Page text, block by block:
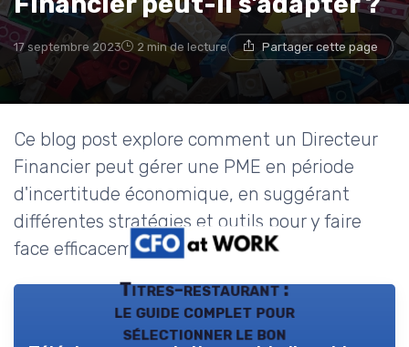
17 septembre 2023 2 min de lecture Partager cette page
Ce blog post explore comment un Directeur
Financier peut gérer une PME en période
d'incertitude économique, en suggérant
différentes stratégies et outils pour y faire
face efficacement.
Titres-restaurant :
le guide complet pour
sélectionner le bon